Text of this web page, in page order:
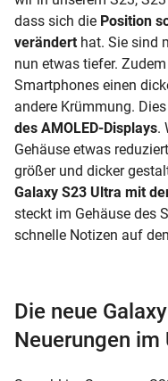
dass sich die Position
verändert hat. Sie sind
nun etwas tiefer.
Smartphones einen
andere Krümmung. Dies
des AMOLED-Displays.
Gehäuse etwas
größer und dicker
Galaxy S23 Ultra mit
steckt im Gehäuse des
schnelle Notizen auf
Die neue
Neuerungen